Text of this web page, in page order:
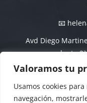
Valoramos tu
Usamos cookies
navegación,
📧
Avd Diego
planta